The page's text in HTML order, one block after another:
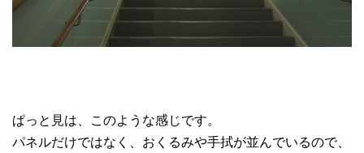
ぱっと見は、このような感じです。
パネルだけではなく、おくるみや手拭が並んでいるので、